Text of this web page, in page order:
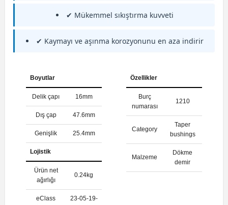
✔ Mükemmel sıkıştırma kuvveti
✔ Kaymayı ve aşınma korozyonunu en aza indirir
Boyutlar
Delik çapı 16mm
Dış çap 47.6mm
Genişlik 25.4mm
Lojistik
Ürün net
ağırlığı
0.24kg
eClass
23-05-19-
Özellikler
Burç
numarası
1210
Category
Taper
bushings
Malzeme
Dökme
demir